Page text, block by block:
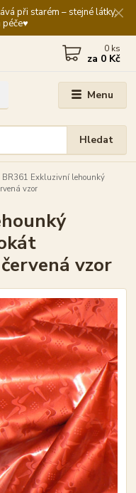
při starém – stejné látky,
péče♥️
Menu
Hledat
0 ks
za 0 Kč
BR361 Exkluzivní lehounký
vzor
vzor